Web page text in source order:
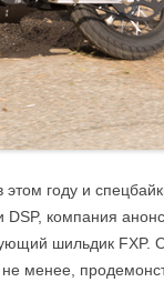
году и
компания
шильдик FXP.
менее,